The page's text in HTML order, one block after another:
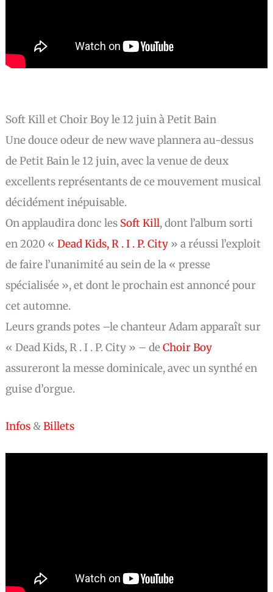
Soft Kill et Choir Boy le 12 juin à Petit Bain
Une douce odeur de new wave plannera au-dessus
de Petit Bain le 12 juin, avec la venue de deux
excellents représentants de ce mouvement musical
décidément inépuisable.
On applaudira donc les Soft Kill, dont l’album sorti
en 2020 «Dead Kids, R . I . P. City » a réussi l’exploit
de faire l’unanimité au sein de la « presse
spécialisée », et dont le prochain est annoncé pour
cet automne.
Leurs grands potes –le chanteur Adam apparaît sur
« Dead Kids, R . I . P. City » – deChoir Boy
assureront la messe dominicale, avec un synthé en
guise d’orgue.
Infos &Billets